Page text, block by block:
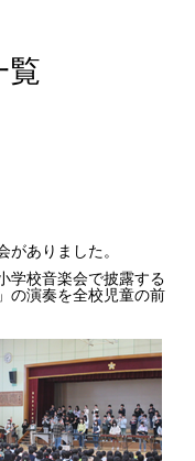
覧
ありました。
学校音楽会で披露する
の演奏を全校児童の前